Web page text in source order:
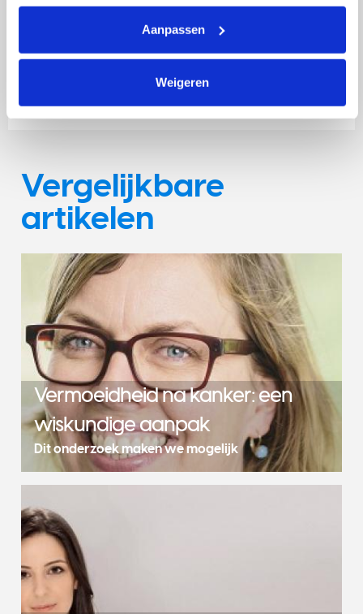
Aanpassen
Weigeren
meter schoolslag en deed in het dorp ook mee aan de
1/4e triatlon. Zwemmen was mijn sterke kant, maar bij
het fietsen en lopen werd ik dan helaas toch nog links
Vergelijkbare
artikelen
Vermoeidheid na kanker: een
wiskundige aanpak
Dit onderzoek maken we mogelijk